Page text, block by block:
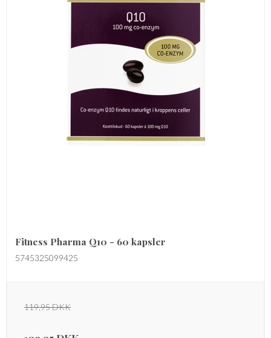
Fitness Pharma Q10 - 60 kapsler
5745325099425
119,95 DKK